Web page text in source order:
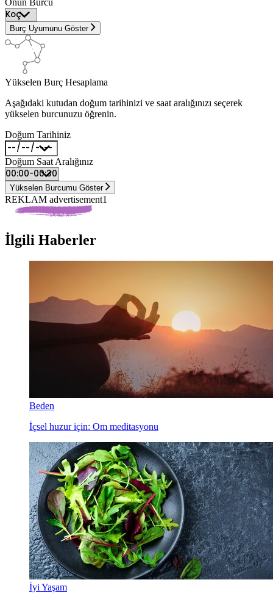
Onun Burcu
Burç Uyumunu Göster
Yükselen Burç Hesaplama
Aşağıdaki kutudan doğum tarihinizi ve saat aralığınızı seçerek
yükselen burcunuzu öğrenin.
Doğum Tarihiniz
Doğum Saat Aralığınız
Yükselen Burcumu Göster
REKLAM advertisement1
İlgili Haberler
Beden
İçsel huzur için: Om meditasyonu
İyi Yaşam